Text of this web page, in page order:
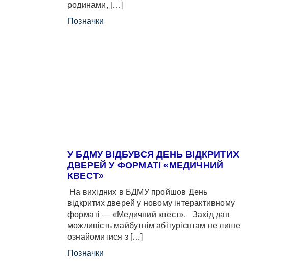
родинами, […]
Позначки
У БДМУ ВІДБУВСЯ ДЕНЬ ВІДКРИТИХ
ДВЕРЕЙ У ФОРМАТІ «МЕДИЧНИЙ
КВЕСТ»
На вихідних в БДМУ пройшов День
відкритих дверей у новому інтерактивному
форматі — «Медичний квест». Захід дав
можливість майбутнім абітурієнтам не лише
ознайомитися з […]
Позначки